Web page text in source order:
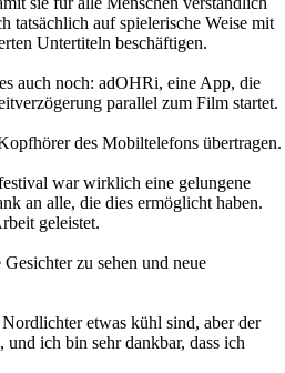
tatsächlich auf spielerische Weise mit
Untertiteln beschäftigen.
auch noch: adOHRi, eine App, die
parallel zum Film startet.
des Mobiltelefons übertragen.
war wirklich eine gelungene
an alle, die dies ermöglicht haben.
geleistet.
zu sehen und neue
etwas kühl sind, aber der
ich bin sehr dankbar, dass ich